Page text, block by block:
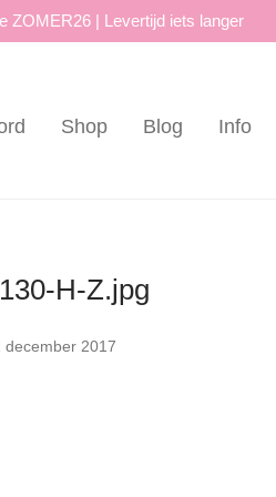
ZOMER26 | Levertijd iets langer
Shop Blog Info
H-Z.jpg
december 2017